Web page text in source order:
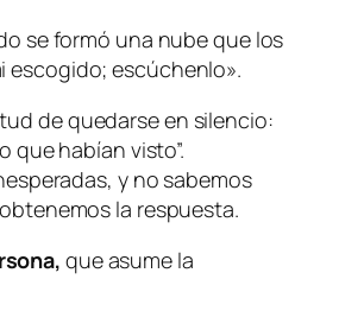
se formó una nube que los
escogido; escúchenlo».
de quedarse en silencio:
habían visto”.
y no sabemos
la respuesta.
que asume la